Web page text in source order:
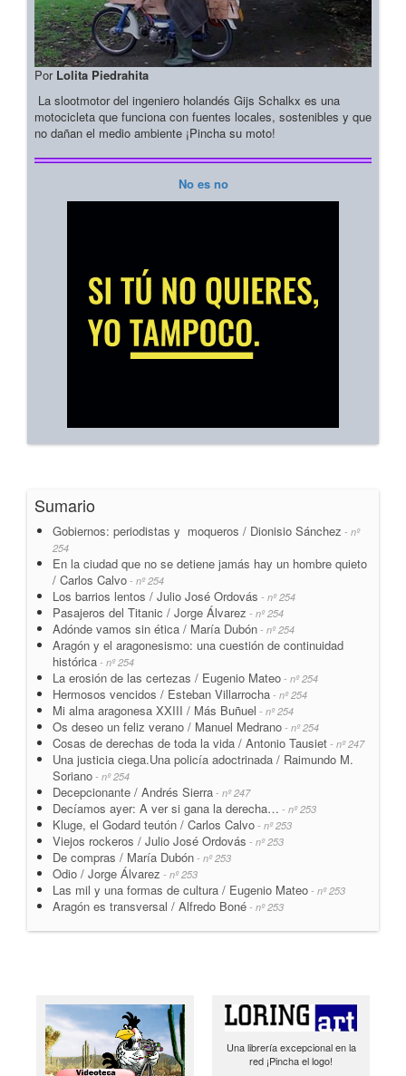
Por Lolita Piedrahita
La slootmotor del ingeniero holandés Gijs Schalkx es una
motocicleta que funciona con fuentes locales, sostenibles y que
no dañan el medio ambiente ¡Pincha su moto!
No es no
Sumario
Gobiernos: periodistas y moqueros / Dionisio Sánchez - nº
254
En la ciudad que no se detiene jamás hay un hombre quieto
/ Carlos Calvo - nº 254
Los barrios lentos / Julio José Ordovás - nº 254
Pasajeros del Titanic / Jorge Álvarez - nº 254
Adónde vamos sin ética / María Dubón - nº 254
Aragón y el aragonesismo: una cuestión de continuidad
histórica - nº 254
La erosión de las certezas / Eugenio Mateo - nº 254
Hermosos vencidos / Esteban Villarrocha - nº 254
Mi alma aragonesa XXIII / Más Buñuel - nº 254
Os deseo un feliz verano / Manuel Medrano - nº 254
Cosas de derechas de toda la vida / Antonio Tausiet - nº 247
Una justicia ciega.Una policía adoctrinada / Raimundo M.
Soriano - nº 254
Decepcionante / Andrés Sierra - nº 247
Decíamos ayer: A ver si gana la derecha… - nº 253
Kluge, el Godard teutón / Carlos Calvo - nº 253
Viejos rockeros / Julio José Ordovás - nº 253
De compras / María Dubón - nº 253
Odio / Jorge Álvarez - nº 253
Las mil y una formas de cultura / Eugenio Mateo - nº 253
Aragón es transversal / Alfredo Boné - nº 253
Una librería excepcional en la
red ¡Pincha el logo!